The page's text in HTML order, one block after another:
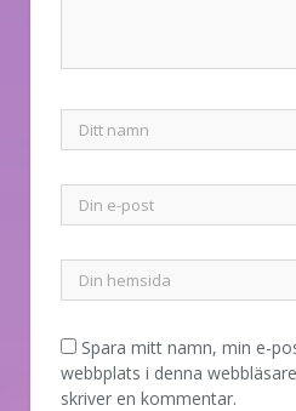
Spara mitt namn, min e-
webbplats i denna
skriver en kommentar.